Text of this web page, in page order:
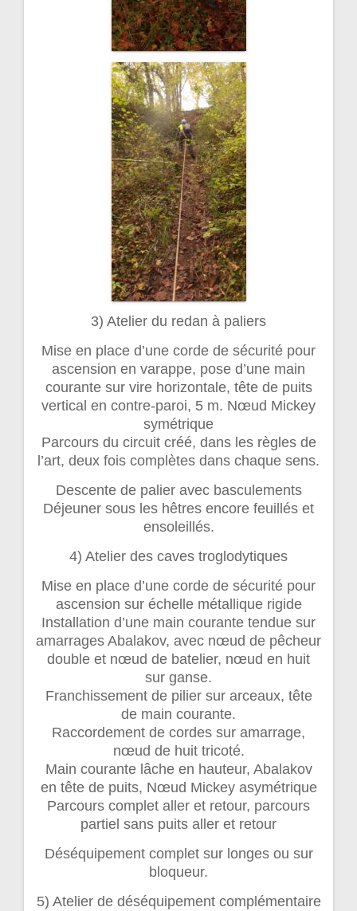
3) Atelier du redan à paliers
Mise en place d’une corde de sécurité pour
ascension en varappe, pose d’une main
courante sur vire horizontale, tête de puits
vertical en contre-paroi, 5 m. Nœud Mickey
symétrique
Parcours du circuit créé, dans les règles de
l’art, deux fois complètes dans chaque sens.
Descente de palier avec basculements
Déjeuner sous les hêtres encore feuillés et
ensoleillés.
4) Atelier des caves troglodytiques
Mise en place d’une corde de sécurité pour
ascension sur échelle métallique rigide
Installation d’une main courante tendue sur
amarrages Abalakov, avec nœud de pêcheur
double et nœud de batelier, nœud en huit
sur ganse.
Franchissement de pilier sur arceaux, tête
de main courante.
Raccordement de cordes sur amarrage,
nœud de huit tricoté.
Main courante lâche en hauteur, Abalakov
en tête de puits, Nœud Mickey asymétrique
Parcours complet aller et retour, parcours
partiel sans puits aller et retour
Déséquipement complet sur longes ou sur
bloqueur.
5) Atelier de déséquipement complémentaire